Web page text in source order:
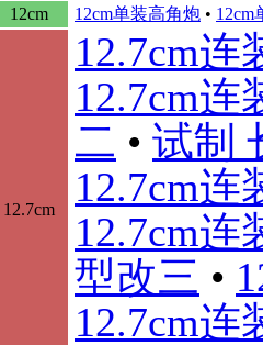
12cm 12cm单装高角炮 • 12cm
12.7cm
12.7cm连
12.7cm连
二 • 试制
12.7cm连
12.7cm连
型改三 •
12.7cm连